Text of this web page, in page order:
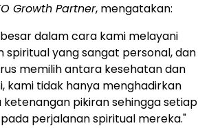
Growth Partner, mengatakan:
dalam cara kami melayani
spiritual yang sangat personal, dan
memilih antara kesehatan dan
kami tidak hanya menghadirkan
pikiran sehingga setiap
perjalanan spiritual mereka."